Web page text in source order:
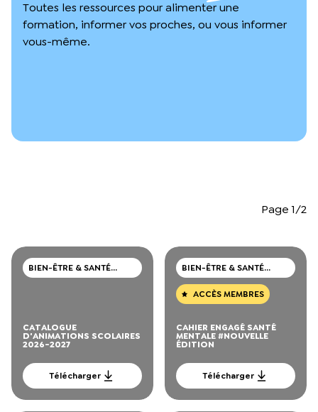
Notre documentation
L’équipe du Crips
Rapports d’activité et financiers
Toutes les ressources pour alimenter une
formation, informer vos proches, ou vous informer
vous-même.
Page 1/2
BIEN-ÊTRE & SANTÉ
MENTALE
CATALOGUE
D'ANIMATIONS SCOLAIRES
2026-2027
Télécharger
BIEN-ÊTRE & SANTÉ
MENTALE
ACCÈS MEMBRES
CAHIER ENGAGÉ SANTÉ
MENTALE #NOUVELLE
ÉDITION
Télécharger